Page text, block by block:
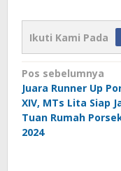
Ikuti Kami Pada
Navigasi
pos
Pos sebelumnya
Juara Runner Up
XIV, MTs Lita Siap
Tuan Rumah
2024